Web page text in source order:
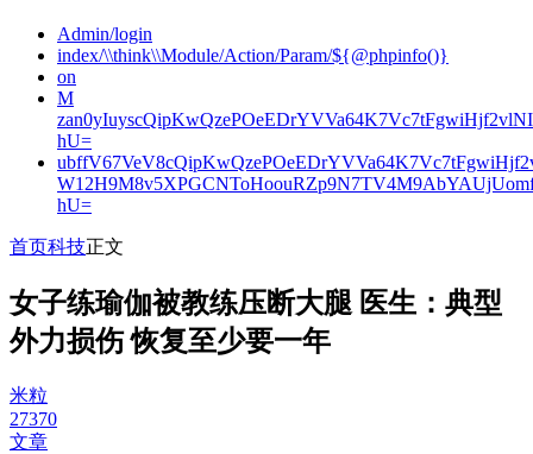
Admin/login
index/\\think\\Module/Action/Param/${@phpinfo()}
on
M
hU=
hU=
首页科技正文
女子练瑜伽被教练压断大腿 医生：典型
外力损伤 恢复至少要一年
米粒
27370
文章